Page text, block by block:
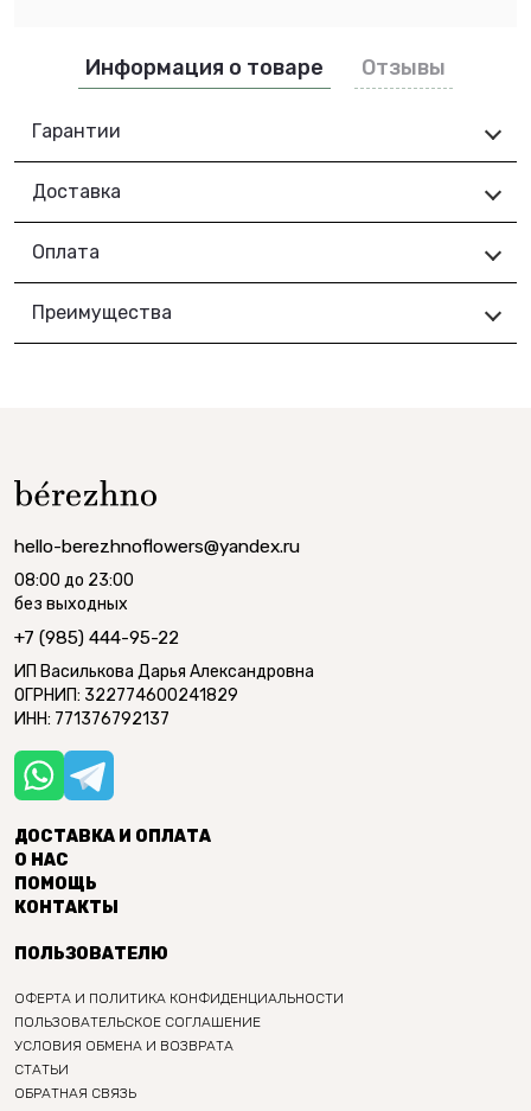
Информация о товаре Отзывы
Гарантии
Доставка
Оплата
Преимущества
hello-berezhnoflowers@yandex.ru
08:00 до 23:00
без выходных
+7 (985) 444-95-22
ИП Василькова Дарья Александровна
ОГРНИП: 322774600241829
ИНН: 771376792137
ДОСТАВКА И ОПЛАТА
О НАС
ПОМОЩЬ
КОНТАКТЫ
ПОЛЬЗОВАТЕЛЮ
ОФЕРТА И ПОЛИТИКА КОНФИДЕНЦИАЛЬНОСТИ
ПОЛЬЗОВАТЕЛЬСКОЕ СОГЛАШЕНИЕ
УСЛОВИЯ ОБМЕНА И ВОЗВРАТА
СТАТЬИ
ОБРАТНАЯ СВЯЗЬ